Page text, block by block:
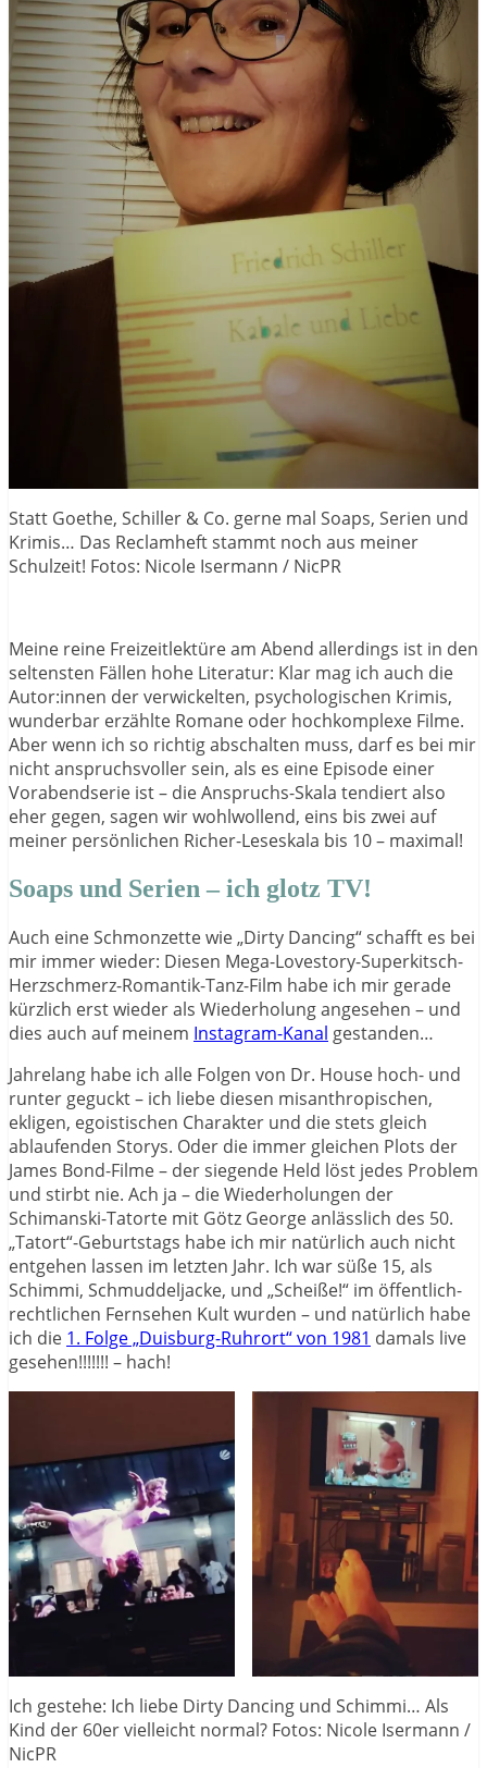
Statt Goethe, Schiller & Co. gerne mal Soaps, Serien und
Krimis… Das Reclamheft stammt noch aus meiner
Schulzeit! Fotos: Nicole Isermann / NicPR
Meine reine Freizeitlektüre am Abend allerdings ist in den
seltensten Fällen hohe Literatur: Klar mag ich auch die
Autor:innen der verwickelten, psychologischen Krimis,
wunderbar erzählte Romane oder hochkomplexe Filme.
Aber wenn ich so richtig abschalten muss, darf es bei mir
nicht anspruchsvoller sein, als es eine Episode einer
Vorabendserie ist – die Anspruchs-Skala tendiert also
eher gegen, sagen wir wohlwollend, eins bis zwei auf
meiner persönlichen Richer-Leseskala bis 10 – maximal!
Soaps und Serien – ich glotz TV!
Auch eine Schmonzette wie „Dirty Dancing“ schafft es bei
mir immer wieder: Diesen Mega-Lovestory-Superkitsch-
Herzschmerz-Romantik-Tanz-Film habe ich mir gerade
kürzlich erst wieder als Wiederholung angesehen – und
dies auch auf meinem Instagram-Kanal gestanden…
Jahrelang habe ich alle Folgen von Dr. House hoch- und
runter geguckt – ich liebe diesen misanthropischen,
ekligen, egoistischen Charakter und die stets gleich
ablaufenden Storys. Oder die immer gleichen Plots der
James Bond-Filme – der siegende Held löst jedes Problem
und stirbt nie. Ach ja – die Wiederholungen der
Schimanski-Tatorte mit Götz George anlässlich des 50.
„Tatort“-Geburtstags habe ich mir natürlich auch nicht
entgehen lassen im letzten Jahr. Ich war süße 15, als
Schimmi, Schmuddeljacke, und „Scheiße!“ im öffentlich-
rechtlichen Fernsehen Kult wurden – und natürlich habe
ich die 1. Folge „Duisburg-Ruhrort“ von 1981 damals live
gesehen!!!!!!! – hach!
Ich gestehe: Ich liebe Dirty Dancing und Schimmi… Als
Kind der 60er vielleicht normal? Fotos: Nicole Isermann /
NicPR